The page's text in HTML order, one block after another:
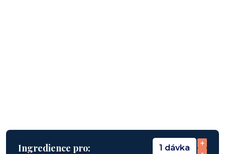
Ingredience pro: 1 dávka
+